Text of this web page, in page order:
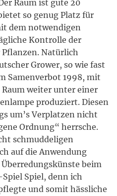
Raum ist gute 20
so genug Platz für
dem notwendigen
Kontrolle der
Natürlich
Grower, so wie fast
Samenverbot 1998, mit
weiter unter einer
produziert. Diesen
um’s Verplatzen nicht
Ordnung“ herrsche.
schmuddeligen
auf die Anwendung
beim
Spiel, denn ich
und somit hässliche